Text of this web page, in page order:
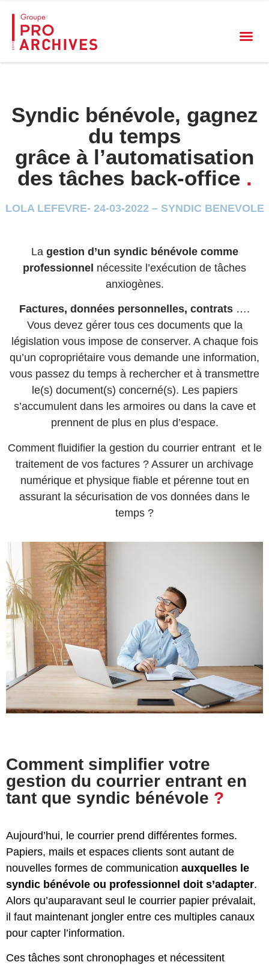
Syndic bénévole, gagnez
du temps
grâce à l’automatisation
des tâches back-office .
LOLA LEFEVRE- 24-03-2022 – SYNDIC BENEVOLE
La gestion d’un syndic bénévole comme
professionnel nécessite l’exécution de tâches
anxiogènes.
Factures, données personnelles, contrats ….
Vous devez gérer tous ces documents que la
législation vous impose de conserver. A chaque fois
qu’un copropriétaire vous demande une information,
vous passez du temps à rechercher et à transmettre
le(s) document(s) concerné(s). Les papiers
s’accumulent dans les armoires ou dans la cave et
prennent de plus en plus d’espace.
Comment fluidifier la gestion du courrier entrant et le
traitement de vos factures ? Assurer un archivage
numérique et physique fiable et pérenne tout en
assurant la sécurisation de vos données dans le
temps ?
Comment simplifier votre
gestion du courrier entrant en
tant que syndic bénévole ?
Aujourd’hui, le courrier prend différentes formes.
Papiers, mails et espaces clients sont autant de
nouvelles formes de communication auxquelles le
syndic bénévole ou professionnel doit s’adapter.
Alors qu’auparavant seul le courrier papier prévalait,
il faut maintenant jongler entre ces multiples canaux
pour capter l’information.
Ces tâches sont chronophages et nécessitent